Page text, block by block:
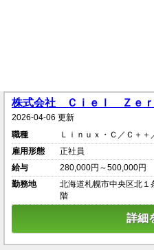
株式会社 Ｃｉｅｌ Ｚｅ
2026-04-06 更新
職種
Ｌｉｎｕｘ・Ｃ／Ｃ＋
雇用形態
正社員
給与
280,000円～500,000円
勤務地
北海道札幌市中央区北
階
詳細